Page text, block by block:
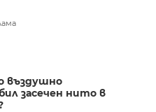
въздушно
засечен нито в